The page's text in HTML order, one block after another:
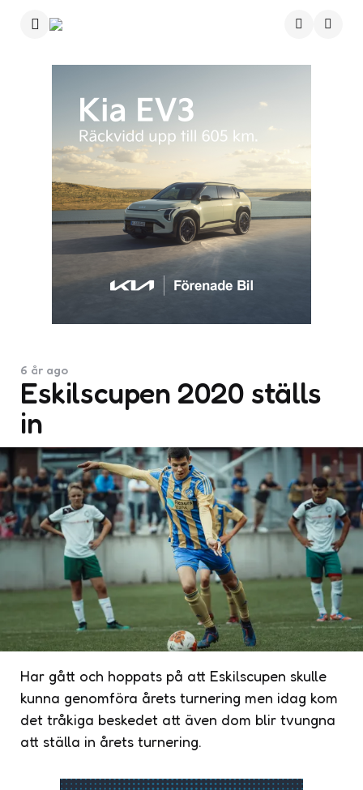
Eskilscupen 2020 ställs
in
6 år ago
Har gått och hoppats på att Eskilscupen skulle
kunna genomföra årets turnering men idag kom
det tråkiga beskedet att även dom blir tvungna
att ställa in årets turnering.